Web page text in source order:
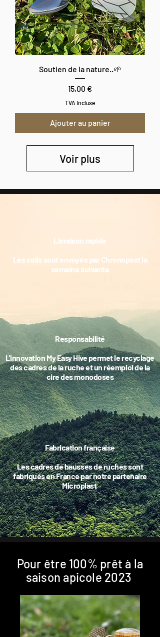
Soutien de la nature..🌱
Prix
15,00 €
TVA Incluse
Ajouter au panier
Voir plus
Livraison rapide
Les colis sont envoyés par Chronopost la
semaine suivante
Responsabilité
L'innovation My Easy Hive permet le recyclage
des cadres de la ruche et un réemploi de la
cire des monodoses
Fabrication française
Les cadres de hausses de ruches sont
fabriqués en France par notre partenaire
Microplast
Ne restez pas dans le doute, contactez-nous
par téléphone ou par mail
Pour être 100% prêt à la
saison apicole 2023